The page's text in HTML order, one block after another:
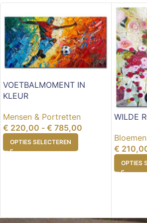
VOETBALMOMENT IN
KLEUR
Mensen & Portretten
€ 220,00 - € 785,00
OPTIES SELECTEREN
WILDE
Bloemen
€
OPTIES